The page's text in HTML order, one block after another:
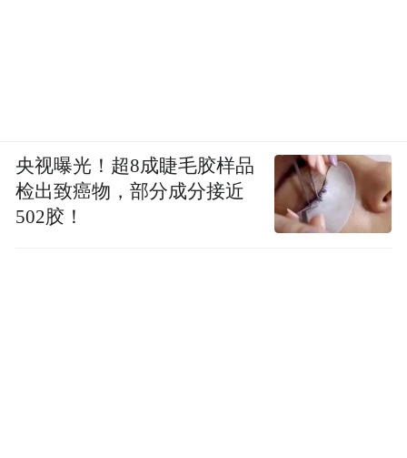
央视曝光！超8成睫毛胶样品
检出致癌物，部分成分接近
502胶！